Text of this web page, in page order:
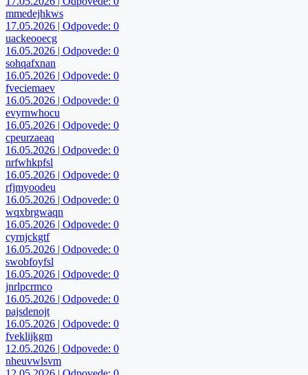
mmedejhkws
17.05.2026 | Odpovede: 0
uackeooecg
16.05.2026 | Odpovede: 0
sohqafxnan
16.05.2026 | Odpovede: 0
fveciemaev
16.05.2026 | Odpovede: 0
evyrnwhocu
16.05.2026 | Odpovede: 0
cpeurzaeaq
16.05.2026 | Odpovede: 0
nrfwhkpfsl
16.05.2026 | Odpovede: 0
rfjmyoodeu
16.05.2026 | Odpovede: 0
wqxbrgwaqn
16.05.2026 | Odpovede: 0
cyrnjckgtf
16.05.2026 | Odpovede: 0
swobfoyfsl
16.05.2026 | Odpovede: 0
jnrlpcrmco
16.05.2026 | Odpovede: 0
pajsdenojt
16.05.2026 | Odpovede: 0
fveklijkgm
12.05.2026 | Odpovede: 0
nheuvwlsvm